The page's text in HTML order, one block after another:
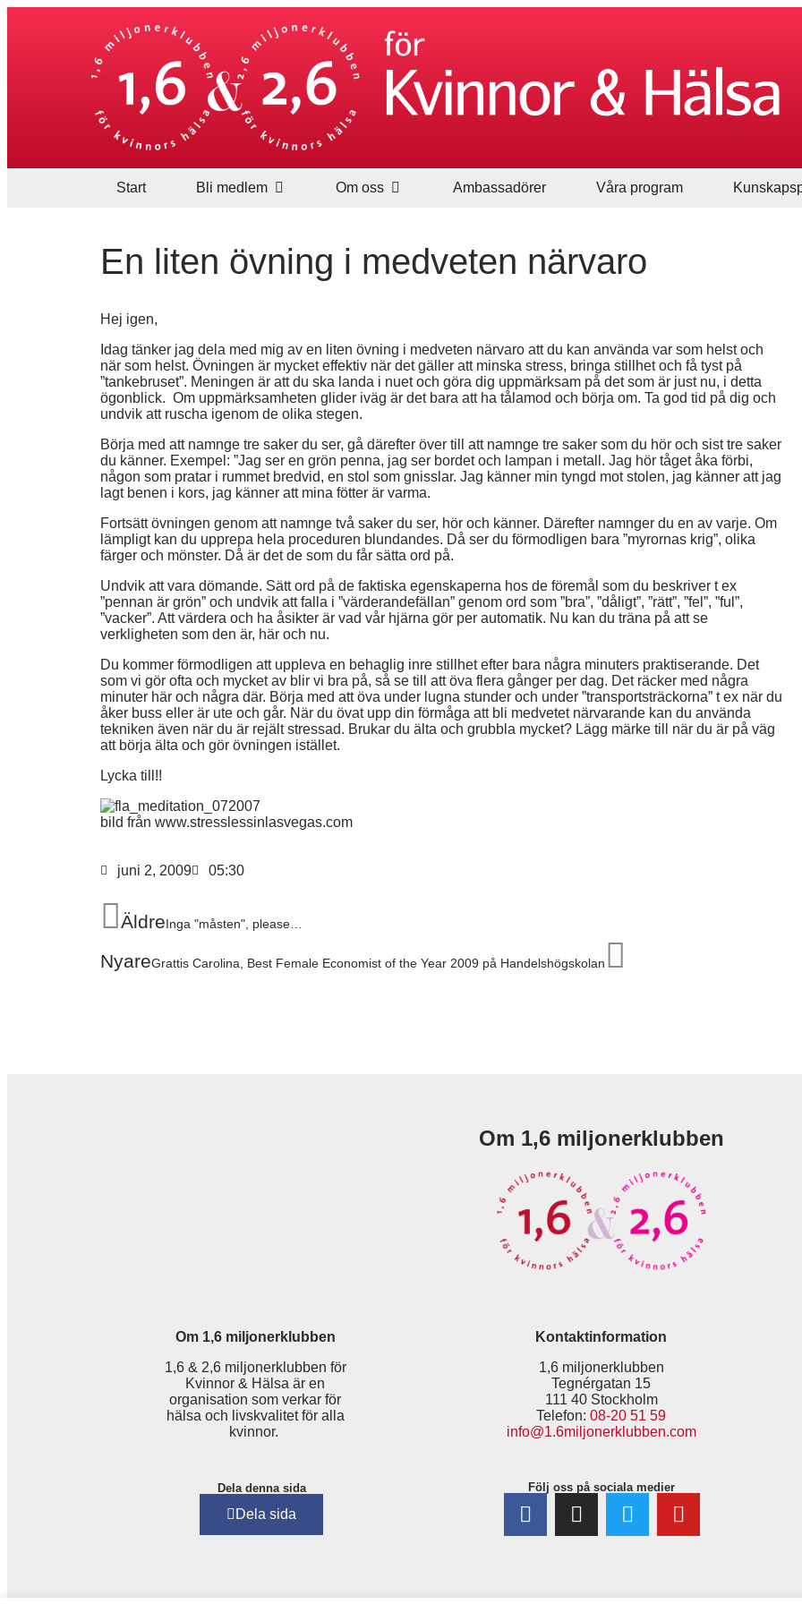
Start Bli medlem Om oss Ambassadörer Våra program
En liten övning i medveten närvaro
Hej igen,
Idag tänker jag dela med mig av en liten övning i medveten närvaro att du kan använda var som helst och
när som helst. Övningen är mycket effektiv när det gäller att minska stress, bringa stillhet och få tyst på
”tankebruset”. Meningen är att du ska landa i nuet och göra dig uppmärksam på det som är just nu, i detta
ögonblick. Om uppmärksamheten glider iväg är det bara att ha tålamod och börja om. Ta god tid på dig och
undvik att ruscha igenom de olika stegen.
Börja med att namnge tre saker du ser, gå därefter över till att namnge tre saker som du hör och sist tre saker
du känner. Exempel: ”Jag ser en grön penna, jag ser bordet och lampan i metall. Jag hör tåget åka förbi,
någon som pratar i rummet bredvid, en stol som gnisslar. Jag känner min tyngd mot stolen, jag känner att jag
lagt benen i kors, jag känner att mina fötter är varma.
Fortsätt övningen genom att namnge två saker du ser, hör och känner. Därefter namnger du en av varje. Om
lämpligt kan du upprepa hela proceduren blundandes. Då ser du förmodligen bara ”myrornas krig”, olika
färger och mönster. Då är det de som du får sätta ord på.
Undvik att vara dömande. Sätt ord på de faktiska egenskaperna hos de föremål som du beskriver t ex
”pennan är grön” och undvik att falla i ”värderandefällan” genom ord som ”bra”, ”dåligt”, ”rätt”, ”fel”, ”ful”,
”vacker”. Att värdera och ha åsikter är vad vår hjärna gör per automatik. Nu kan du träna på att se
verkligheten som den är, här och nu.
Du kommer förmodligen att uppleva en behaglig inre stillhet efter bara några minuters praktiserande. Det
som vi gör ofta och mycket av blir vi bra på, så se till att öva flera gånger per dag. Det räcker med några
minuter här och några där. Börja med att öva under lugna stunder och under ”transportsträckorna” t ex när du
åker buss eller är ute och går. När du övat upp din förmåga att bli medvetet närvarande kan du använda
tekniken även när du är rejält stressad. Brukar du älta och grubbla mycket? Lägg märke till när du är på väg
att börja älta och gör övningen istället.
Lycka till!!
bild från www.stresslessinlasvegas.com
juni 2, 2009 05:30
ÄldreInga "måsten", please…
NyareGrattis Carolina, Best Female Economist of the Year 2009 på Handelshögskolan
Om 1,6 miljonerklubben
Om 1,6 miljonerklubben
1,6 & 2,6 miljonerklubben för
Kvinnor & Hälsa är en
organisation som verkar för
hälsa och livskvalitet för alla
kvinnor.
Kontaktinformation
1,6 miljonerklubben
Tegnérgatan 15
111 40 Stockholm
Telefon:08-20 51 59
info@1.6miljonerklubben.com
Dela denna sida
Dela sida
Följ oss på sociala medier